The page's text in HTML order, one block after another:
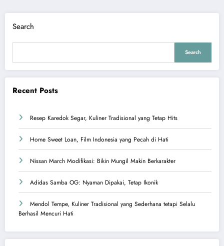
Search
Search
Recent Posts
Resep Karedok Segar, Kuliner Tradisional yang Tetap Hits
Home Sweet Loan, Film Indonesia yang Pecah di Hati
Nissan March Modifikasi: Bikin Mungil Makin Berkarakter
Adidas Samba OG: Nyaman Dipakai, Tetap Ikonik
Mendol Tempe, Kuliner Tradisional yang Sederhana tetapi Selalu
Berhasil Mencuri Hati